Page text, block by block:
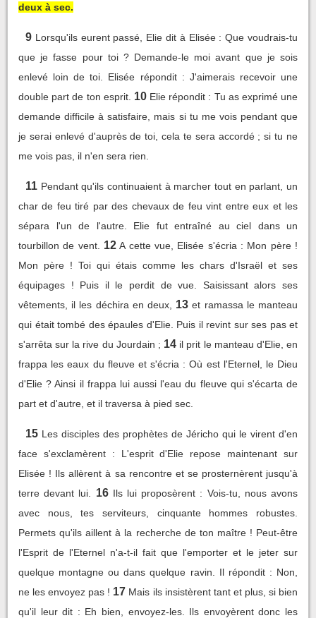
deux à sec.
9 Lorsqu'ils eurent passé, Elie dit à Elisée : Que voudrais-tu
que je fasse pour toi ? Demande-le moi avant que je sois
enlevé loin de toi. Elisée répondit : J'aimerais recevoir une
double part de ton esprit. 10 Elie répondit : Tu as exprimé une
demande difficile à satisfaire, mais si tu me vois pendant que
je serai enlevé d'auprès de toi, cela te sera accordé ; si tu ne
me vois pas, il n'en sera rien.
11 Pendant qu'ils continuaient à marcher tout en parlant, un
char de feu tiré par des chevaux de feu vint entre eux et les
sépara l'un de l'autre. Elie fut entraîné au ciel dans un
tourbillon de vent.
12 A cette vue, Elisée s'écria : Mon père !
Mon père ! Toi qui étais comme les chars d'Israël et ses
équipages ! Puis il le perdit de vue. Saisissant alors ses
vêtements, il les déchira en deux,
13 et ramassa le manteau
qui était tombé des épaules d'Elie. Puis il revint sur ses pas et
s'arrêta sur la rive du Jourdain ; 14 il prit le manteau d'Elie, en
frappa les eaux du fleuve et s'écria : Où est l'Eternel, le Dieu
d'Elie ? Ainsi il frappa lui aussi l'eau du fleuve qui s'écarta de
part et d'autre, et il traversa à pied sec.
15 Les disciples des prophètes de Jéricho qui le virent d'en
face s'exclamèrent : L'esprit d'Elie repose maintenant sur
Elisée ! Ils allèrent à sa rencontre et se prosternèrent jusqu'à
terre devant lui.
16 Ils lui proposèrent : Vois-tu, nous avons
avec nous, tes serviteurs, cinquante hommes robustes.
Permets qu'ils aillent à la recherche de ton maître ! Peut-être
l'Esprit de l'Eternel n'a-t-il fait que l'emporter et le jeter sur
quelque montagne ou dans quelque ravin. Il répondit : Non,
ne les envoyez pas ! 17 Mais ils insistèrent tant et plus, si bien
qu'il leur dit : Eh bien, envoyez-les. Ils envoyèrent donc les